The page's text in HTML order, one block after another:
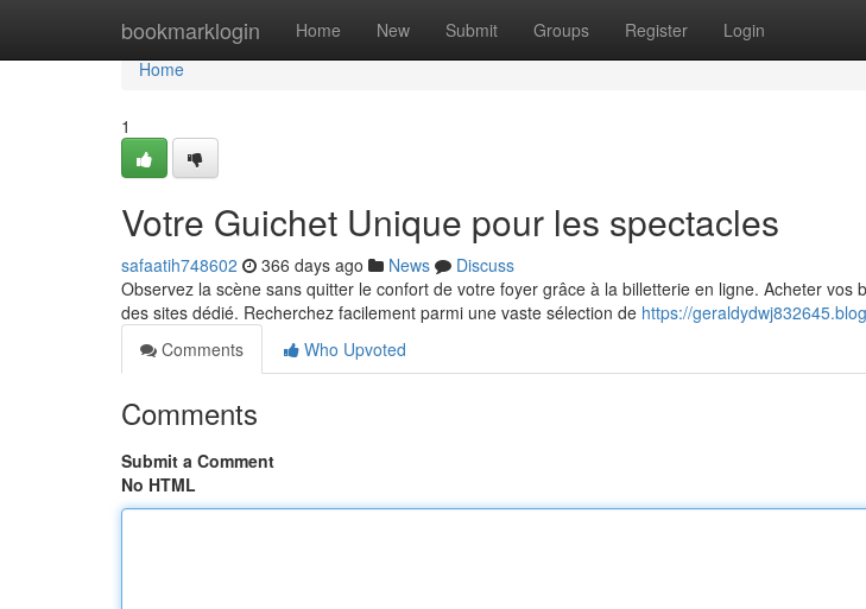
bookmarklogin Home New Submit Groups Register Login
Home
Home
1
Votre Guichet Unique pour les spectacles
safaatih748602 366 days ago News
Discuss
Observez la scène sans quitter le confort de votre foyer grâce à la billetterie en ligne. Acheter vos
des sites dédié. Recherchez facilement parmi une vaste sélection de https://
Comments
Who Upvoted
Comments
Submit a Comment
No HTML